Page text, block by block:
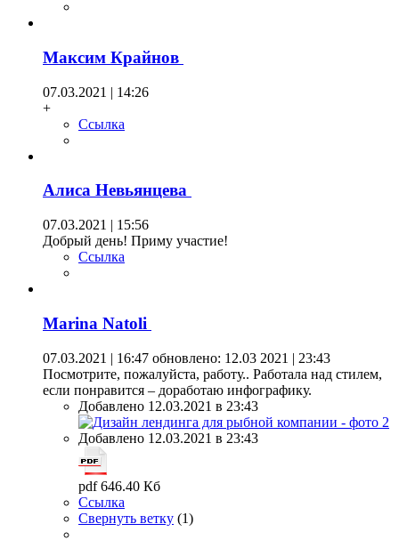
Максим Крайнов
07.03.2021 | 14:26
+
Ссылка
Алиса Невьянцева
07.03.2021 | 15:56
Добрый день! Приму участие!
Ссылка
Marina Natoli
07.03.2021 | 16:47 обновлено: 12.03 2021 | 23:43
Посмотрите, пожалуйста, работу.. Работала над стилем,
если понравится – доработаю инфографику.
Добавлено 12.03.2021 в 23:43
Добавлено 12.03.2021 в 23:43
pdf 646.40 Кб
Ссылка
Свернуть ветку (1)